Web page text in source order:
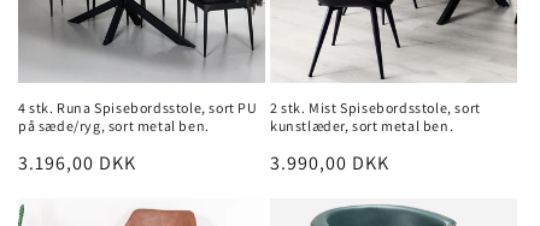
4 stk. Runa Spisebordsstole, sort PU
på sæde/ryg, sort metal ben.
Normalpris
3.196,00 DKK
2 stk. Mist Spisebordsstole, sort
kunstlæder, sort metal ben.
Normalpris
3.990,00 DKK